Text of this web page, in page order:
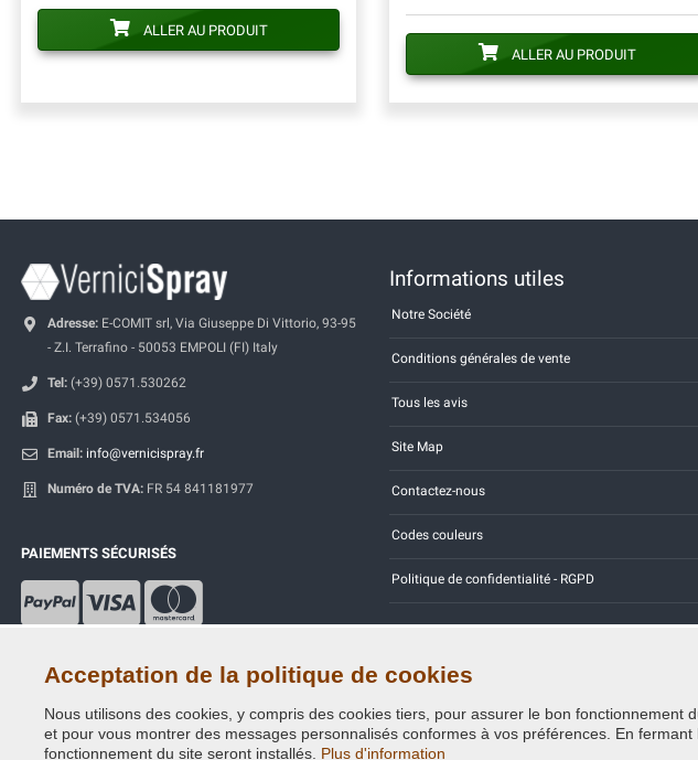
ALLER AU PRODUIT
ALLER AU PRODUIT
Adresse: E-COMIT srl, Via Giuseppe Di Vittorio, 93-95
- Z.I. Terrafino - 50053 EMPOLI (FI) Italy
Tel: (+39) 0571.530262
Fax: (+39) 0571.534056
Email: info@vernicispray.fr
Numéro de TVA: FR 54 841181977
PAIEMENTS SÉCURISÉS
Informations utiles
Notre Société
Conditions générales de vente
Tous les avis
Site Map
Contactez-nous
Codes couleurs
Politique de confidentialité - RGPD
Copyright © 2014 - 2026. All Rights Reserved.
Visiteurs online: 476
Acceptation de la politique de cookies
Nous utilisons des cookies, y compris des cookies tiers, pour assurer le bon
et pour vous montrer des messages personnalisés conformes à vos préférences. En
fonctionnement du site seront installés. Plus d'information